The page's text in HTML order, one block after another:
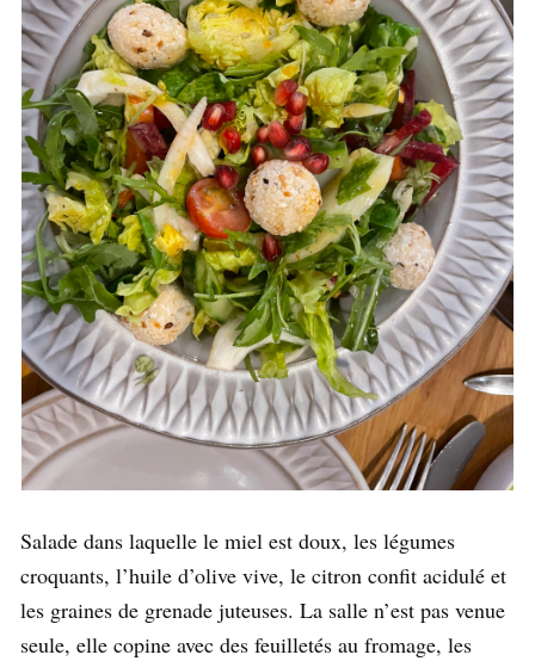
Salade dans laquelle le miel est doux, les légumes
croquants, l’huile d’olive vive, le citron confit acidulé et
les graines de grenade juteuses. La salle n’est pas venue
seule, elle copine avec des feuilletés au fromage, les